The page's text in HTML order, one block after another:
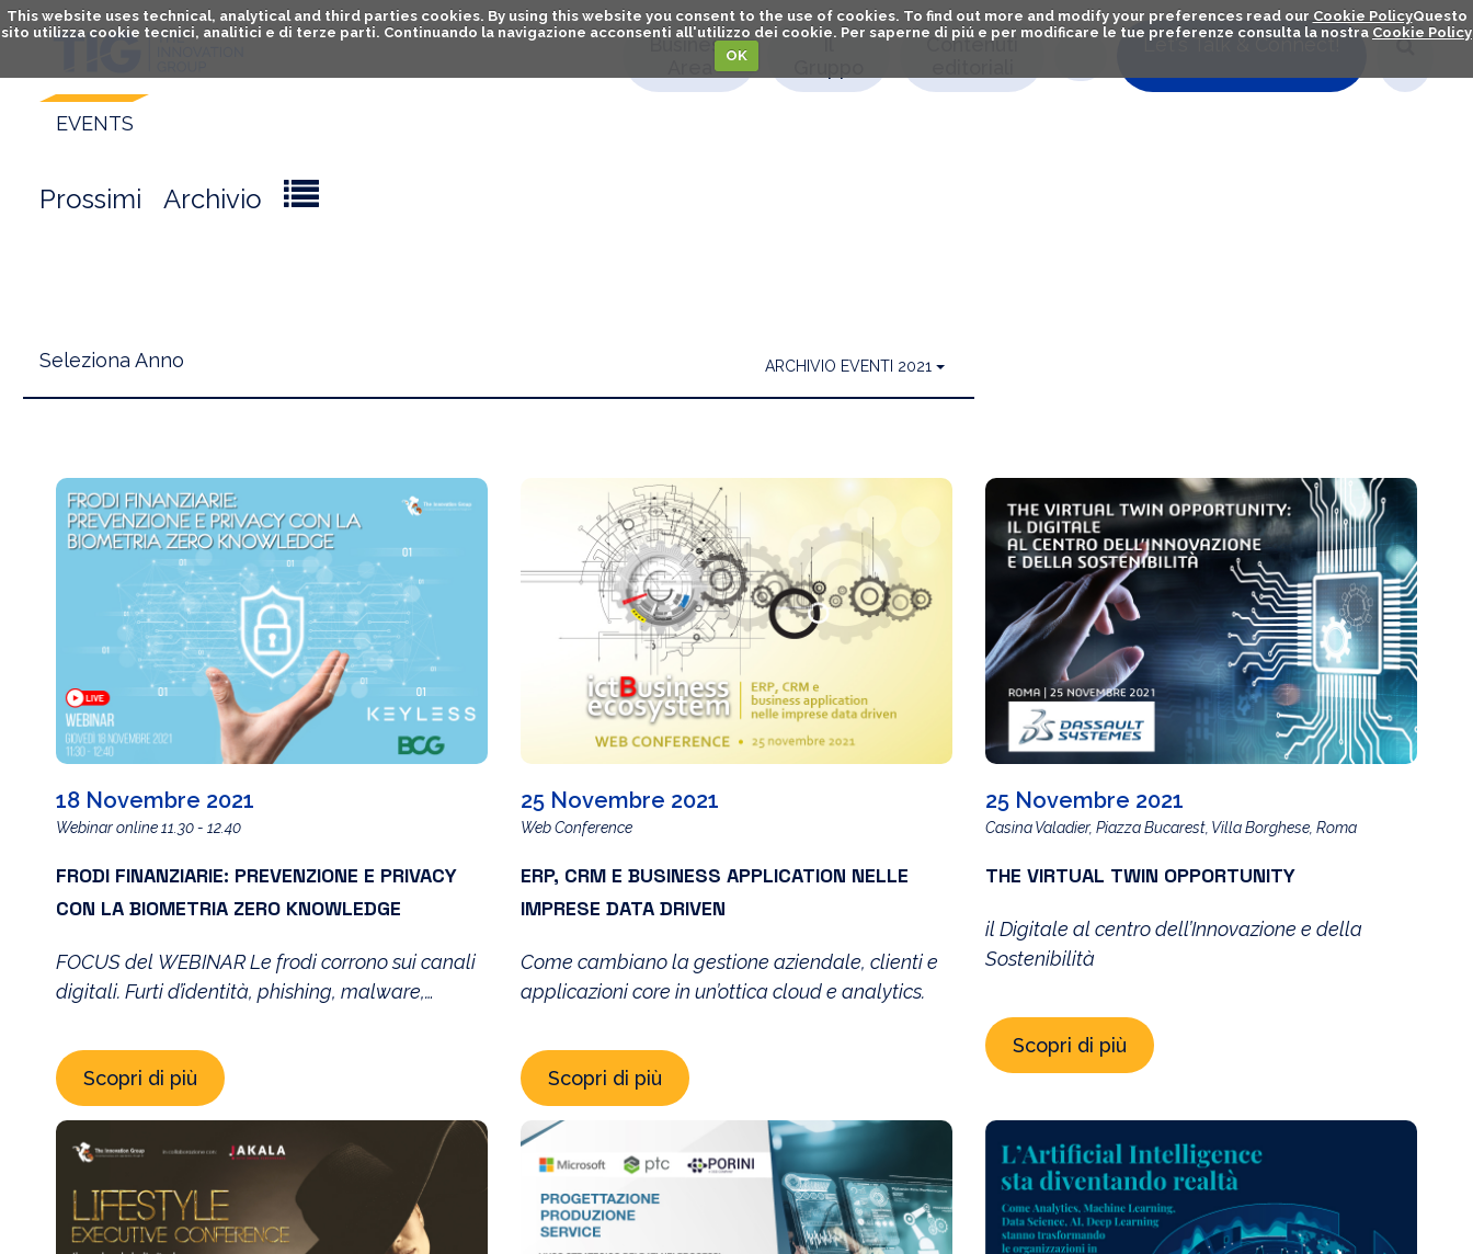
This website uses technical, analytical and third parties cookies. By using this website you consent to the use of cookies. To find out more and modify your preferences read our Cookie PolicyQuesto
sito utilizza cookie tecnici, analitici e di terze parti. Continuando la navigazione acconsenti all'utilizzo dei cookie. Per saperne di piú e per modificare le tue preferenze consulta la nostra Cookie Policy
OK
EVENTS
Let's Talk & Connect!
Business
Il
Contenuti
Prossimi Archivio
Seleziona Anno ARCHIVIO EVENTI 2021
18 Novembre 2021
Webinar online 11.30 - 12.40
FRODI FINANZIARIE: PREVENZIONE E PRIVACY
CON LA BIOMETRIA ZERO KNOWLEDGE
FOCUS del WEBINAR Le frodi corrono sui canali
digitali. Furti d’identità, phishing, malware,
utilizzate dagli attaccanti portano ad azioni
sempre più complesse e difficili da bloccare.
Nelle strategie di difesa e negli approcci Anti
Frode degli istituti finanziari, una tendenza
importante è stata negli ultimi anni quella che […]
Scopri di più
25 Novembre 2021
Web Conference
ERP, CRM E BUSINESS APPLICATION NELLE
IMPRESE DATA DRIVEN
Come cambiano la gestione aziendale, clienti e
applicazioni core in un’ottica cloud e analytics.
Scopri di più
25 Novembre 2021
Casina Valadier, Piazza Bucarest, Villa Borghese, Roma
THE VIRTUAL TWIN OPPORTUNITY
il Digitale al centro dell’Innovazione e della
Sostenibilità
Scopri di più